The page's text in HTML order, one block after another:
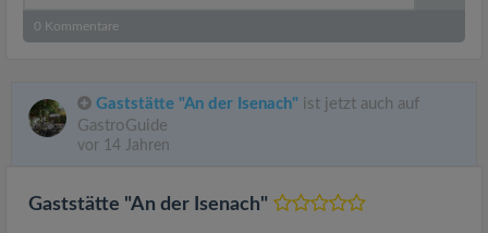
0 Kommentare
Gaststätte "An der Isenach" ist jetzt auch auf
GastroGuide
vor 14 Jahren
Gaststätte "An der Isenach"